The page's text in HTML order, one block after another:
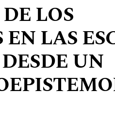
LOS
LAS
UN